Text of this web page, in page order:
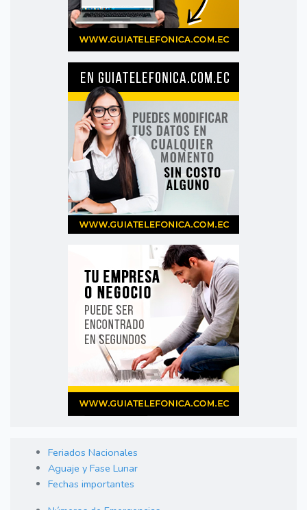
Feriados Nacionales
Aguaje y Fase Lunar
Fechas importantes